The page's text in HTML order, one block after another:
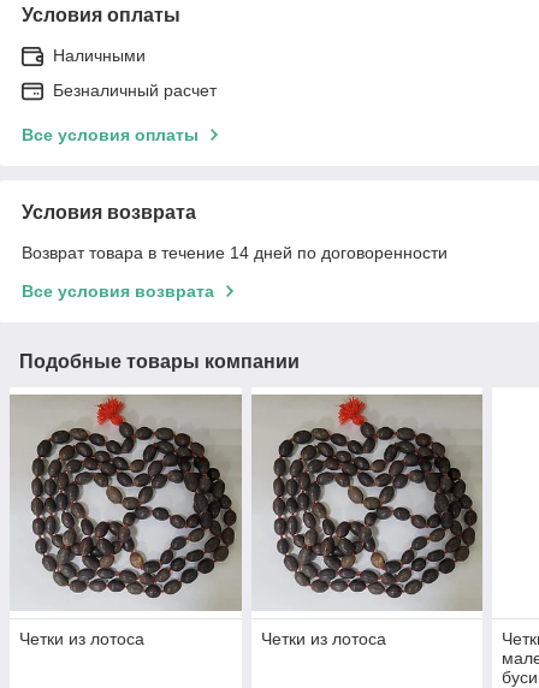
Условия оплаты
Наличными
Безналичный расчет
Все условия оплаты
Условия возврата
Возврат товара в течение 14 дней по договоренности
Все условия возврата
Подобные товары компании
Четки из лотоса Четки из лотоса